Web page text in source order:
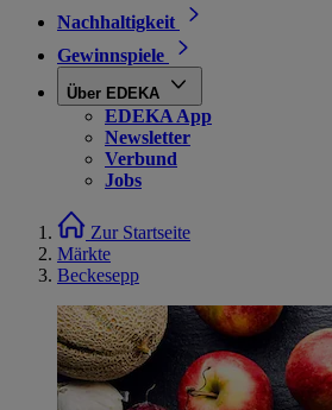
Nachhaltigkeit
Gewinnspiele
Über EDEKA
EDEKA App
Newsletter
Verbund
Jobs
Zur Startseite
Märkte
Beckesepp